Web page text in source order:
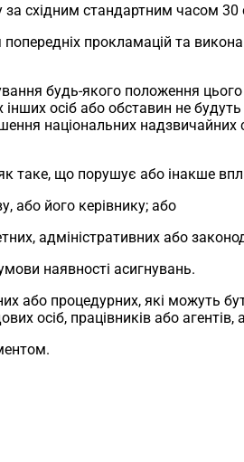
східним стандартним часом 30
прокламацій та
будь-якого положення
осіб або обставин не
національних
таке, що порушує або інакше
або його керівнику; або
адміністративних або
наявності асигнувань.
або процедурних, які можуть
осіб, працівників або